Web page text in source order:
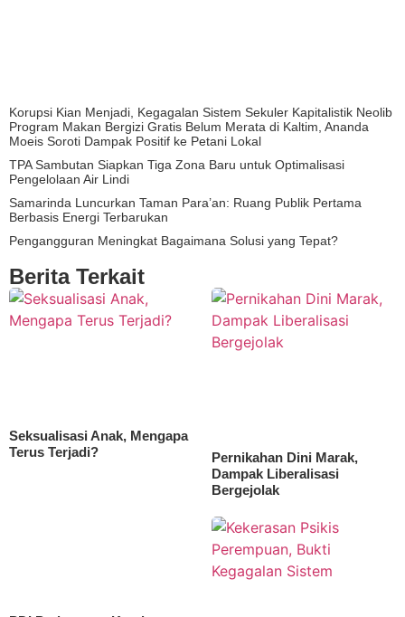
Korupsi Kian Menjadi, Kegagalan Sistem Sekuler Kapitalistik Neolib
Program Makan Bergizi Gratis Belum Merata di Kaltim, Ananda
Moeis Soroti Dampak Positif ke Petani Lokal
TPA Sambutan Siapkan Tiga Zona Baru untuk Optimalisasi
Pengelolaan Air Lindi
Samarinda Luncurkan Taman Para’an: Ruang Publik Pertama
Berbasis Energi Terbarukan
Pengangguran Meningkat Bagaimana Solusi yang Tepat?
Berita Terkait
Seksualisasi Anak, Mengapa
Terus Terjadi?
Pernikahan Dini Marak,
Dampak Liberalisasi
Bergejolak